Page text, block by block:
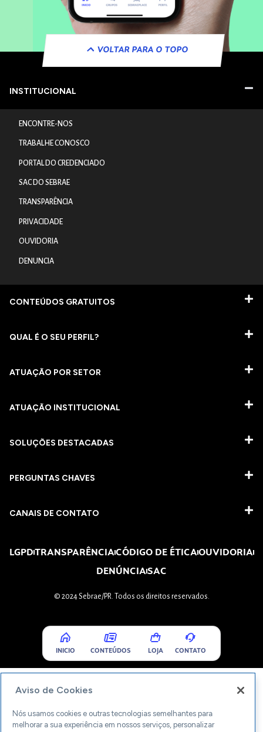
VOLTAR PARA O TOPO
INSTITUCIONAL
ENCONTRE-NOS
TRABALHE CONOSCO
PORTAL DO CREDENCIADO
SAC DO SEBRAE
TRANSPARÊNCIA
PRIVACIDADE
OUVIDORIA
DENUNCIA
CONTEÚDOS GRATUITOS
QUAL É O SEU PERFIL?
ATUAÇÃO POR SETOR
ATUAÇÃO INSTITUCIONAL
SOLUÇÕES DESTACADAS
PERGUNTAS CHAVES​
CANAIS DE CONTATO
LGPDTRANSPARÊNCIACÓDIGO DE ÉTICAOUVIDORIA
DENÚNCIASAC
© 2024 Sebrae/PR. Todos os direitos reservados.
INICIO CONTEÚDOS LOJA CONTATO
Aviso de Cookies
Nós usamos cookies e outras tecnologias semelhantes para
melhorar a sua experiência em nossos serviços, personalizar